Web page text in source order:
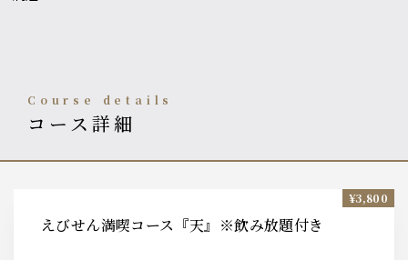
course details
コース詳細
えびせん満喫コース『天』※飲み放題付き
¥3,800